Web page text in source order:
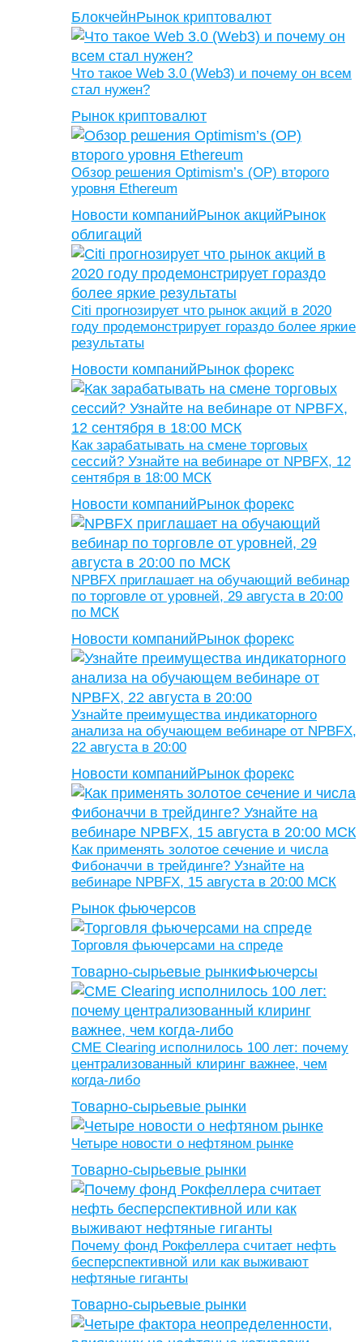
БлокчейнРынок криптовалют
Что такое Web 3.0 (Web3) и почему он всем
стал нужен?
Рынок криптовалют
Обзор решения Optimism’s (OP) второго
уровня Ethereum
Новости компанийРынок акцийРынок
облигаций
Citi прогнозирует что рынок акций в 2020
году продемонстрирует гораздо более яркие
результаты
Новости компанийРынок форекс
Как зарабатывать на смене торговых
сессий? Узнайте на вебинаре от NPBFX, 12
сентября в 18:00 МСК
Новости компанийРынок форекс
NPBFX приглашает на обучающий вебинар
по торговле от уровней, 29 августа в 20:00
по МСК
Новости компанийРынок форекс
Узнайте преимущества индикаторного
анализа на обучающем вебинаре от NPBFX,
22 августа в 20:00
Новости компанийРынок форекс
Как применять золотое сечение и числа
Фибоначчи в трейдинге? Узнайте на
вебинаре NPBFX, 15 августа в 20:00 МСК
Рынок фьючерсов
Торговля фьючерсами на спреде
Товарно-сырьевые рынкиФьючерсы
CME Clearing исполнилось 100 лет: почему
централизованный клиринг важнее, чем
когда-либо
Товарно-сырьевые рынки
Четыре новости о нефтяном рынке
Товарно-сырьевые рынки
Почему фонд Рокфеллера считает нефть
бесперспективной или как выживают
нефтяные гиганты
Товарно-сырьевые рынки